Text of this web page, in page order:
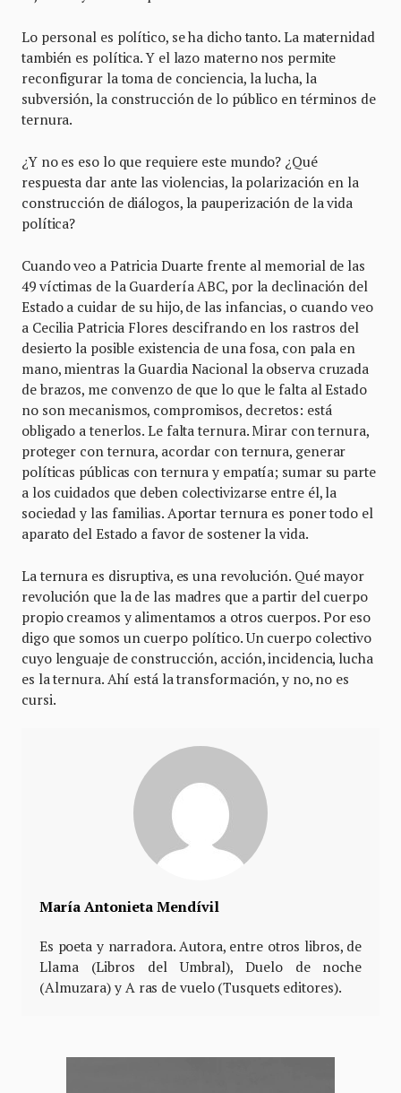
Lo personal es político, se ha dicho tanto. La maternidad
también es política. Y el lazo materno nos permite
reconfigurar la toma de conciencia, la lucha, la
subversión, la construcción de lo público en términos de
ternura.
¿Y no es eso lo que requiere este mundo? ¿Qué
respuesta dar ante las violencias, la polarización en la
construcción de diálogos, la pauperización de la vida
política?
Cuando veo a Patricia Duarte frente al memorial de las
49 víctimas de la Guardería ABC, por la declinación del
Estado a cuidar de su hijo, de las infancias, o cuando veo
a Cecilia Patricia Flores descifrando en los rastros del
desierto la posible existencia de una fosa, con pala en
mano, mientras la Guardia Nacional la observa cruzada
de brazos, me convenzo de que lo que le falta al Estado
no son mecanismos, compromisos, decretos: está
obligado a tenerlos. Le falta ternura. Mirar con ternura,
proteger con ternura, acordar con ternura, generar
políticas públicas con ternura y empatía; sumar su parte
a los cuidados que deben colectivizarse entre él, la
sociedad y las familias. Aportar ternura es poner todo el
aparato del Estado a favor de sostener la vida.
La ternura es disruptiva, es una revolución. Qué mayor
revolución que la de las madres que a partir del cuerpo
propio creamos y alimentamos a otros cuerpos. Por eso
digo que somos un cuerpo político. Un cuerpo colectivo
cuyo lenguaje de construcción, acción, incidencia, lucha
es la ternura. Ahí está la transformación, y no, no es
cursi.
María Antonieta Mendívil
Es poeta y narradora. Autora, entre otros libros, de
Llama (Libros del Umbral), Duelo de noche
(Almuzara) y A ras de vuelo (Tusquets editores).